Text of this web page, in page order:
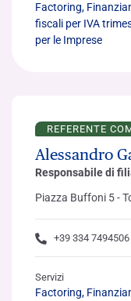
Factoring,
fiscali per IVA
per le Imprese
REFERENTE
Alessandro
Responsabile di
Piazza Buffoni 5 -
+39 334 7494506
Servizi
Factoring,